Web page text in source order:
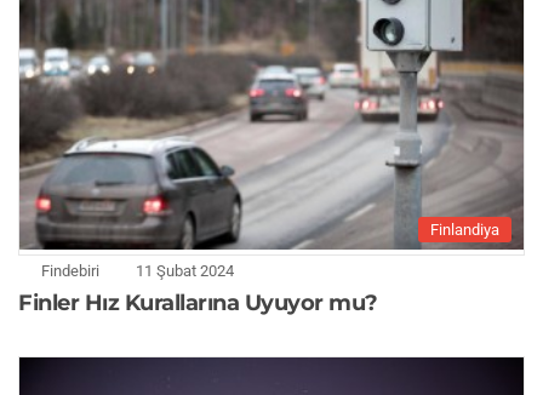
Finlandiya
Findebiri 11 Şubat 2024
Finler Hız Kurallarına Uyuyor mu?